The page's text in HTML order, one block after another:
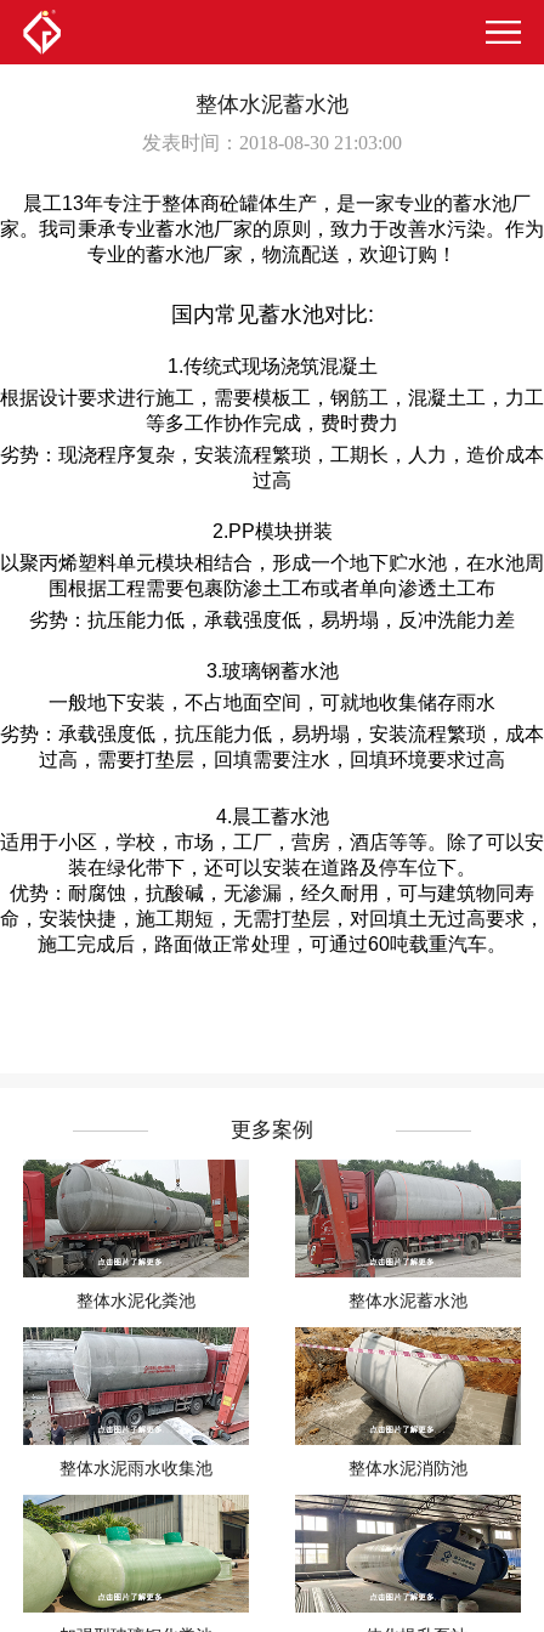
整体水泥蓄水池
发表时间：2018-08-30 21:03:00
晨工13年专注于整体商砼罐体生产，是一家专业的蓄水池厂
家。我司秉承专业蓄水池厂家的原则，致力于改善水污染。作为
专业的蓄水池厂家，物流配送，欢迎订购！
国内常见蓄水池对比:
1.传统式现场浇筑混凝土
根据设计要求进行施工，需要模板工，钢筋工，混凝土工，力工
等多工作协作完成，费时费力
劣势：现浇程序复杂，安装流程繁琐，工期长，人力，造价成本
过高
2.PP模块拼装
以聚丙烯塑料单元模块相结合，形成一个地下贮水池，在水池周
围根据工程需要包裹防渗土工布或者单向渗透土工布
劣势：抗压能力低，承载强度低，易坍塌，反冲洗能力差
3.玻璃钢蓄水池
一般地下安装，不占地面空间，可就地收集储存雨水
劣势：承载强度低，抗压能力低，易坍塌，安装流程繁琐，成本
过高，需要打垫层，回填需要注水，回填环境要求过高
4.晨工蓄水池
适用于小区，学校，市场，工厂，营房，酒店等等。除了可以安
装在绿化带下，还可以安装在道路及停车位下。
优势：耐腐蚀，抗酸碱，无渗漏，经久耐用，可与建筑物同寿
命，安装快捷，施工期短，无需打垫层，对回填土无过高要求，
施工完成后，路面做正常处理，可通过60吨载重汽车。
更多案例
整体水泥化粪池 整体水泥蓄水池
整体水泥雨水收集池 整体水泥消防池